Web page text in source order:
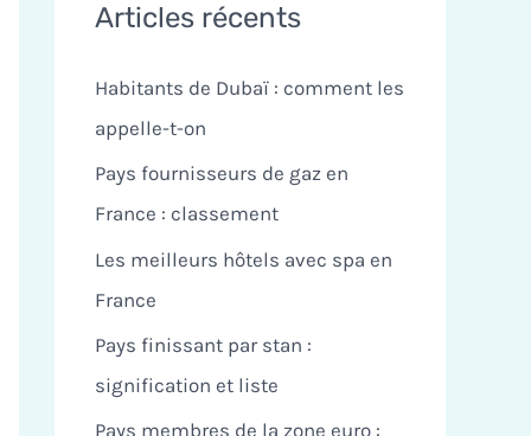
e
c
h
e
r
:
Articles récents
Habitants de Dubaï : comment les
appelle-t-on
Pays fournisseurs de gaz en
France : classement
Les meilleurs hôtels avec spa en
France
Pays finissant par stan :
signification et liste
Pays membres de la zone euro :